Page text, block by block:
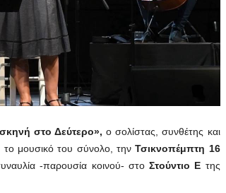
στο Δεύτερο»,ο σολίστας, συνθέτης και
το μουσικό του σύνολο, τηνΤσικνοπέμπτη 16
-παρουσία κοινού- στοΣτούντιο Ε της